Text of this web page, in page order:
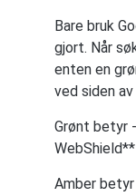
Bare bruk
gjort. Når
enten en
ved siden
Grønt betyr -
WebShield**
Amber